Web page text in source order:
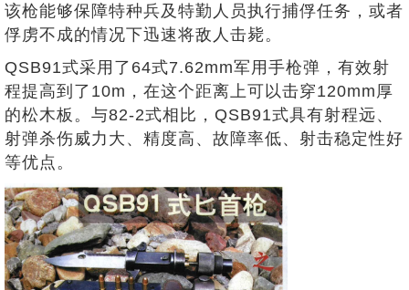
该枪能够保障特种兵及特勤人员执行捕俘任务，或者
俘虏不成的情况下迅速将敌人击毙。
QSB91式采用了64式7.62mm军用手枪弹，有效射
程提高到了10m，在这个距离上可以击穿120mm厚
的松木板。与82-2式相比，QSB91式具有射程远、
射弹杀伤威力大、精度高、故障率低、射击稳定性好
等优点。